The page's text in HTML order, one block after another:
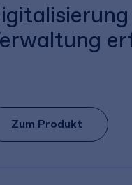
Zum Produkt